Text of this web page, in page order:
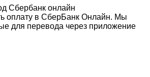
Сбербанк онлайн
оплату в СберБанк Онлайн. Мы
для перевода через приложение